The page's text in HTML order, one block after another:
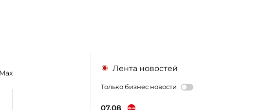
Лента новостей
Только бизнес новости
07.08